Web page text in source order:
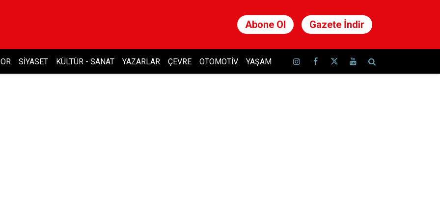
Abone Ol Gazete İndir
SIYASET KÜLTÜR - SANAT YAZARLAR ÇEVRE OTOMOTIV YAŞAM